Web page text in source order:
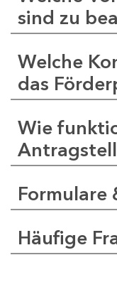
sind zu
Welche
das
Wie
Formulare
Häufige